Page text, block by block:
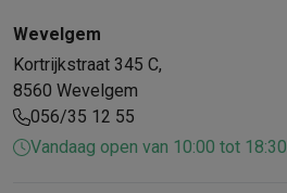
Wevelgem
Kortrijkstraat 345 C,
8560 Wevelgem
056/35 12 55
Vandaag open van 10:00 tot 18:30